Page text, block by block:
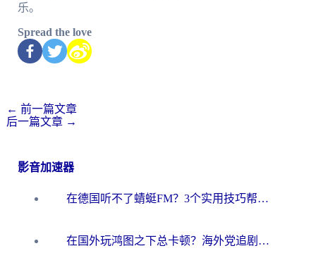
乐。
Spread the love
← 前一篇文章
后一篇文章 →
影音加速器
在德国听不了蜻蜓FM？3个实用技巧帮你解锁国内影音自由
在国外玩鸿图之下总卡顿？海外党追剧听歌的3个实用解决方案